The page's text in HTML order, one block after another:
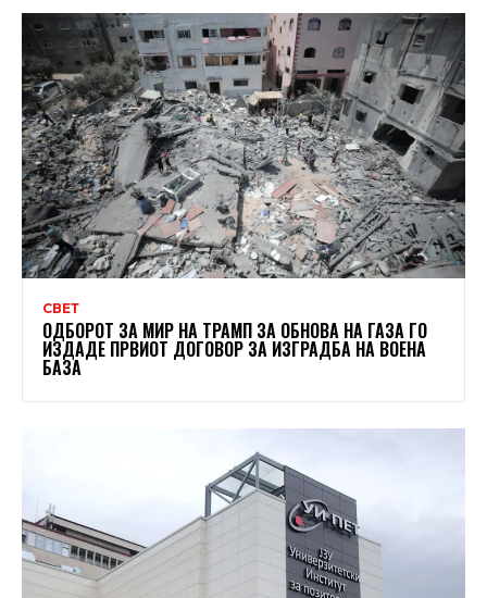
СВЕТ
ОДБОРОТ ЗА МИР НА ТРАМП ЗА ОБНОВА НА ГАЗА ГО
ИЗДАДЕ ПРВИОТ ДОГОВОР ЗА ИЗГРАДБА НА ВОЕНА
БАЗА